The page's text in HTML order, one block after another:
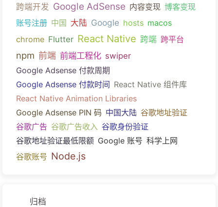
跨端开发 Google AdSense 内容变现 博客变现
账号注册 中国 大陆 Google hosts macos
chrome Flutter React Native 跨端 跨平台
npm 前端 前端工程化 swiper
Google Adsense 付款周期
Google Adsense 付款时间 React Native 组件库
React Native Animation Libraries
Google Adsense PIN 码 中国大陆 谷歌地址验证
谷歌广告 谷歌广告收入 谷歌身份验证
谷歌地址验证最低限额 Google 账号 科学上网
谷歌账号 Node.js
归档